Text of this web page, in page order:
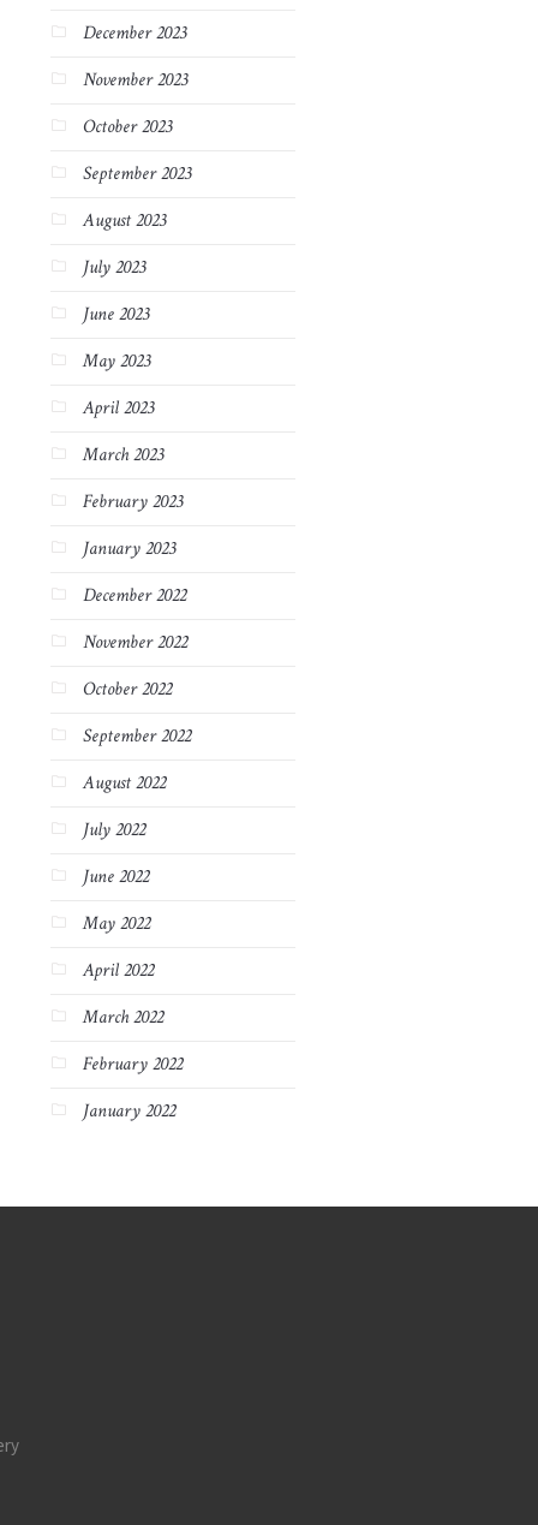
December 2023
November 2023
October 2023
September 2023
August 2023
July 2023
June 2023
May 2023
April 2023
March 2023
February 2023
January 2023
December 2022
November 2022
October 2022
September 2022
August 2022
July 2022
June 2022
May 2022
April 2022
March 2022
February 2022
January 2022